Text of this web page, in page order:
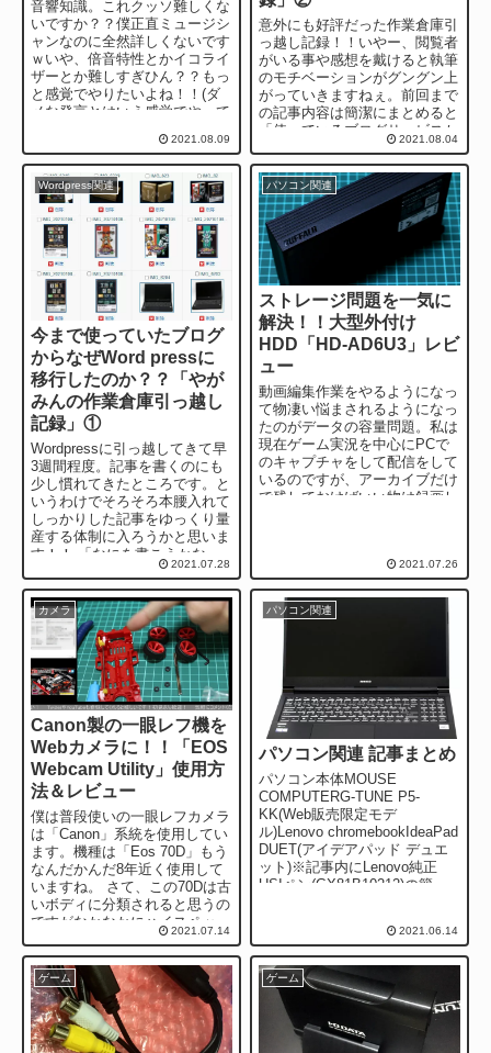
音響知識。これクッソ難しくな
いですか？？僕正直ミュージシ
ャンなのに全然詳しくないです
ｗいや、倍音特性とかイコライ
ザーとか難しすぎひん？？もっ
と感覚でやりたいよね！！(ダ
メな発言とはいえ感覚でやって
2021.08.09
意外にも好評だった作業倉庫引
っ越し記録！！いやー、閲覧者
がいる事や感想を戴けると執筆
のモチベーションがグングン上
がっていきますねぇ。前回まで
の記事内容は簡潔にまとめると
「使っているブログサービスか
ら怒られちゃったから
Wordpressに引...
2021.08.04
Wordpress関連
今まで使っていたブログ
からなぜWord pressに
移行したのか？？「やが
みんの作業倉庫引っ越し
記録」①
Wordpressに引っ越してきて早
3週間程度。記事を書くのにも
少し慣れてきたところです。と
いうわけでそろそろ本腰入れて
しっかりした記事をゆっくり量
産する体制に入ろうかと思いま
す！！ 「なにを書こうかな
ー」なんていろいろ考えた結果
や...
2021.07.28
パソコン関連
ストレージ問題を一気に
解決！！大型外付け
HDD「HD-AD6U3」レビ
ュー
動画編集作業をやるようになっ
て物凄い悩まされるようになっ
たのがデータの容量問題。私は
現在ゲーム実況を中心にPCで
のキャプチャをして配信をして
いるのですが、アーカイブだけ
で残しておけばいい物は録画し
2021.07.26
カメラ
Canon製の一眼レフ機を
Webカメラに！！「EOS
Webcam Utility」使用方
法＆レビュー
僕は普段使いの一眼レフカメラ
は「Canon」系統を使用してい
ます。機種は「Eos 70D」もう
なんだかんだ8年近く使用して
いますね。 さて、この70Dは古
いボディに分類されると思うの
ですがなかなかにハイスペッ
ク。Wi-Fi機能やバリ...
2021.07.14
パソコン関連
パソコン関連 記事まとめ
パソコン本体MOUSE
COMPUTERG-TUNE P5-
KK(Web販売限定モデ
ル)Lenovo chromebookIdeaPad
DUET(アイデアパッド デュエ
ット)※記事内にLenovo純正
USIペン(GX81B10212)の簡...
2021.06.14
ゲーム ゲーム